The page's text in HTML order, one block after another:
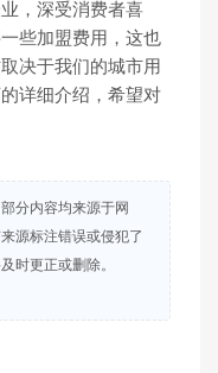
，深受消费者喜
些加盟费用，这也
决于我们的城市用
详细介绍，希望对
分内容均来源于网
源标注错误或侵犯了
时更正或删除。